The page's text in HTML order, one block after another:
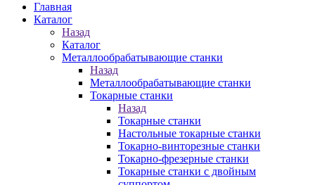
Главная
Каталог
Назад
Каталог
Металлообрабатывающие станки
Назад
Металлообрабатывающие станки
Токарные станки
Назад
Токарные станки
Настольные токарные станки
Токарно-винторезные станки
Токарно-фрезерные станки
Токарные станки с двойным